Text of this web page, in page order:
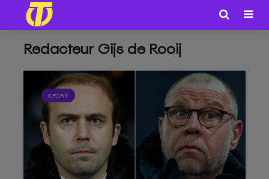
Redacteur Gijs de Rooij
SPORT